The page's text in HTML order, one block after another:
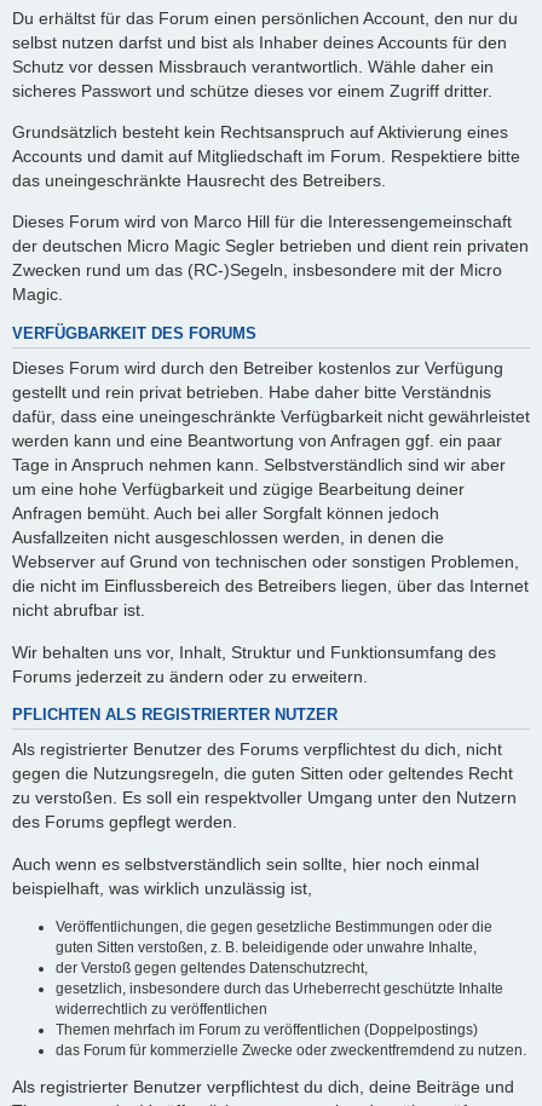
Du erhältst für das Forum einen persönlichen Account, den nur du
selbst nutzen darfst und bist als Inhaber deines Accounts für den
Schutz vor dessen Missbrauch verantwortlich. Wähle daher ein
sicheres Passwort und schütze dieses vor einem Zugriff dritter.
Grundsätzlich besteht kein Rechtsanspruch auf Aktivierung eines
Accounts und damit auf Mitgliedschaft im Forum. Respektiere bitte
das uneingeschränkte Hausrecht des Betreibers.
Dieses Forum wird von Marco Hill für die Interessengemeinschaft
der deutschen Micro Magic Segler betrieben und dient rein privaten
Zwecken rund um das (RC-)Segeln, insbesondere mit der Micro
Magic.
VERFÜGBARKEIT DES FORUMS
Dieses Forum wird durch den Betreiber kostenlos zur Verfügung
gestellt und rein privat betrieben. Habe daher bitte Verständnis
dafür, dass eine uneingeschränkte Verfügbarkeit nicht gewährleistet
werden kann und eine Beantwortung von Anfragen ggf. ein paar
Tage in Anspruch nehmen kann. Selbstverständlich sind wir aber
um eine hohe Verfügbarkeit und zügige Bearbeitung deiner
Anfragen bemüht. Auch bei aller Sorgfalt können jedoch
Ausfallzeiten nicht ausgeschlossen werden, in denen die
Webserver auf Grund von technischen oder sonstigen Problemen,
die nicht im Einflussbereich des Betreibers liegen, über das Internet
nicht abrufbar ist.
Wir behalten uns vor, Inhalt, Struktur und Funktionsumfang des
Forums jederzeit zu ändern oder zu erweitern.
PFLICHTEN ALS REGISTRIERTER NUTZER
Als registrierter Benutzer des Forums verpflichtest du dich, nicht
gegen die Nutzungsregeln, die guten Sitten oder geltendes Recht
zu verstoßen. Es soll ein respektvoller Umgang unter den Nutzern
des Forums gepflegt werden.
Auch wenn es selbstverständlich sein sollte, hier noch einmal
beispielhaft, was wirklich unzulässig ist,
Veröffentlichungen, die gegen gesetzliche Bestimmungen oder die
guten Sitten verstoßen, z. B. beleidigende oder unwahre Inhalte,
der Verstoß gegen geltendes Datenschutzrecht,
gesetzlich, insbesondere durch das Urheberrecht geschützte Inhalte
widerrechtlich zu veröffentlichen
Themen mehrfach im Forum zu veröffentlichen (Doppelpostings)
das Forum für kommerzielle Zwecke oder zweckentfremdend zu nutzen.
Als registrierter Benutzer verpflichtest du dich, deine Beiträge und